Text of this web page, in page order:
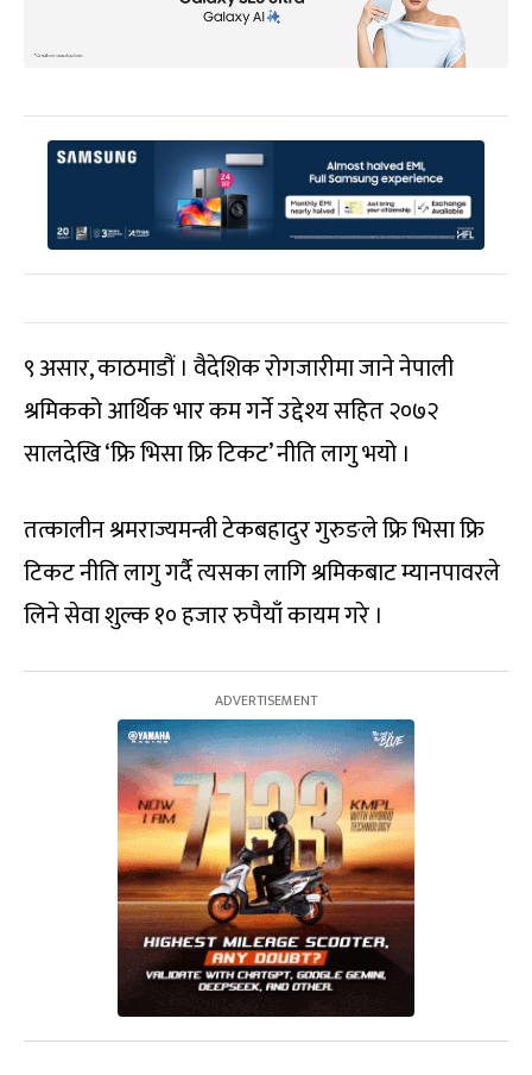
९ असार, काठमाडौं । वैदेशिक रोगजारीमा जाने नेपाली
श्रमिकको आर्थिक भार कम गर्ने उद्देश्य सहित २०७२
सालदेखि ‘फ्रि भिसा फ्रि टिकट’ नीति लागु भयो ।
तत्कालीन श्रमराज्यमन्त्री टेकबहादुर गुरुङले फ्रि भिसा फ्रि
टिकट नीति लागु गर्दै त्यसका लागि श्रमिकबाट म्यानपावरले
लिने सेवा शुल्क १० हजार रुपैयाँ कायम गरे ।